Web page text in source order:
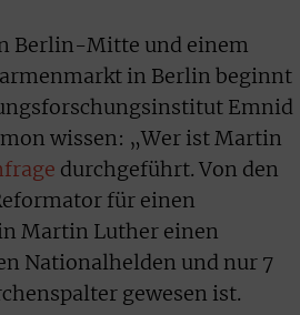
Berlin-Mitte und einem
in Berlin beginnt
Emnid
wissen: „Wer ist Martin
durchgeführt. Von den
für einen
Martin Luther einen
Nationalhelden und nur 7
gewesen ist.